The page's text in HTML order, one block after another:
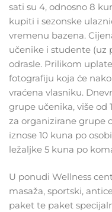
sati su 4, odnosno 8
kupiti i sezonske
vremenu bazena.
učenike i studente (uz
odrasle. Prilikom
fotografiju koja će
vraćena vlasniku.
grupe učenika, više od
za organizirane grupe
iznose 10 kuna po
ležaljke 5 kuna po
U ponudi Wellness
masaža, sportski,
paket te paket